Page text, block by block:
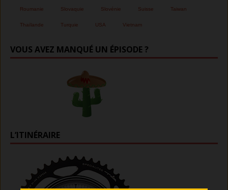
Roumanie Slovaquie Slovénie Suisse Taiwan
Thaïlande Turquie USA Vietnam
VOUS AVEZ MANQUÉ UN ÉPISODE ?
L’ITINÉRAIRE